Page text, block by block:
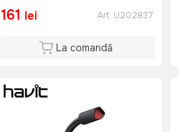
161 lei Art: U202837
La comandă